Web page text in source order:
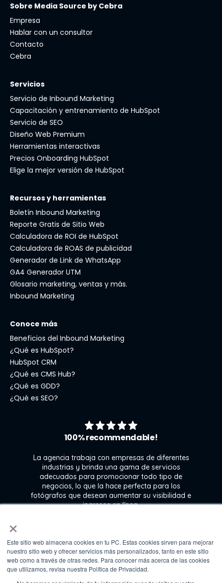
×
Este sitio web almacena cookies en tu PC. Estas cookies sirven para mejorar
nuestro sitio web y ofrecer servicios más personalizados, tanto en este sitio
web como a través de otras redes. Para conocer más acerca de las cookies
que utilizamos, revisa nuestra Política de Privacidad.
Sobre Media Source by Cebra
Empresa
Hablar con un consultor
Contacto
Cebra
Servicios
Servicio de Inbound Marketing
Capacitación y entrenamiento de HubSpot
Servicio de SEO
Diseño Web Premium
Herramientas interactivas
Precios Onboarding HubSpot
Elige la mejor versión de HubSpot
Recursos y herramientas
Boletín Inbound Marketing
Reporte Gratis de Sitio Web
Calculadora de ROI de HubSpot
Calculadora de ROAS de publicidad
Generador de Link de WhatsApp
GA4 Generador UTM
Glosario marketing, ventas y más.
Inbound Marketing
Conoce más
Beneficios del Inbound Marketing
¿Qué es HubSpot?
HubSpot CRM
¿Qué es CMS Hub?
¿Qué es GDD?
¿Qué es SEO?
100% recommendable!
La agencia trabaja con empresas de diferentes
industrias y brinda una gama de servicios
adecuados para promocionar todo tipo de
negocios, lo que la hace perfecta para los
fotógrafos que desean aumentar su visibilidad e
ingresos en línea.
Kate Gross
Marketing & graphic design assistant at
Fixthephoto